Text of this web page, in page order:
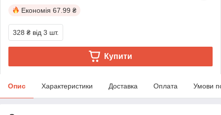
Економія 67.99 ₴
328 ₴ від 3 шт.
Купити
Опис Характеристики Доставка Оплата Умови